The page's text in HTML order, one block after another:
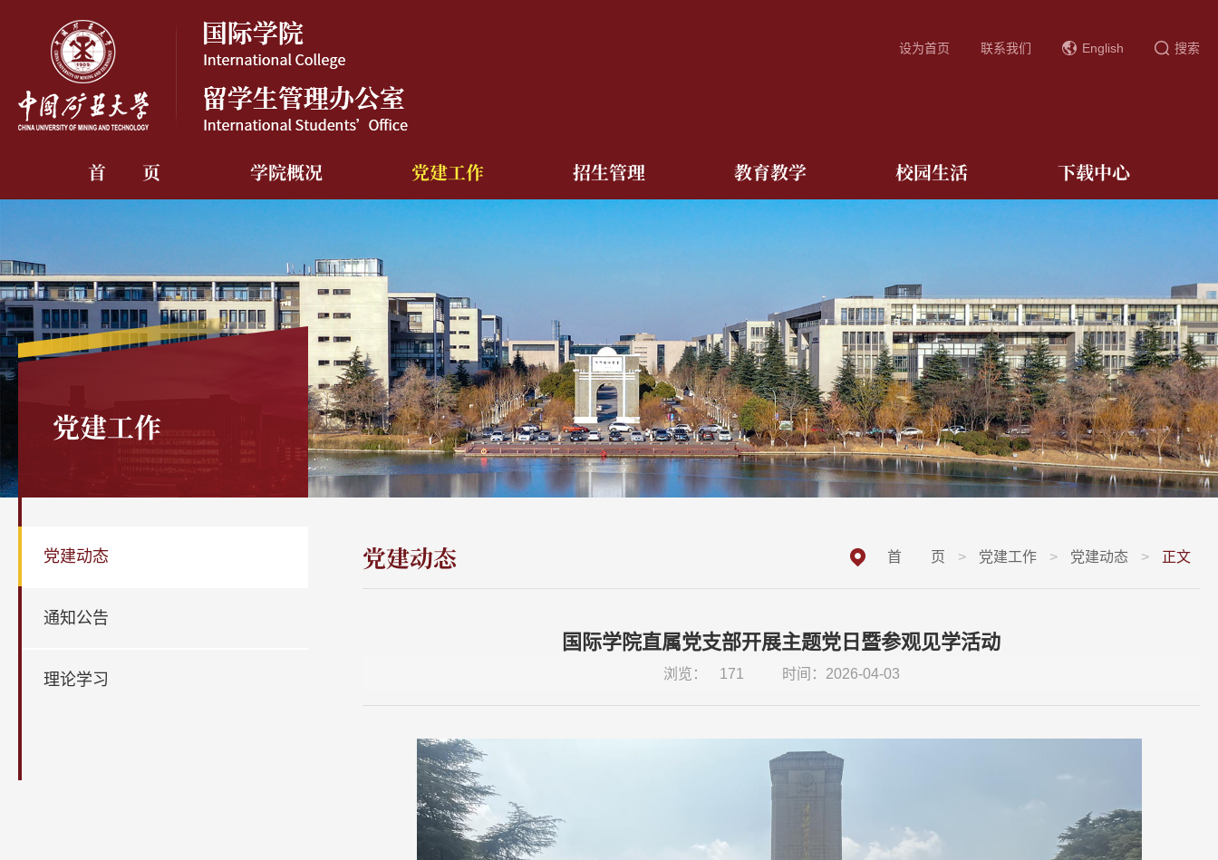
设为首页 联系我们 English 搜索
首 页 学院概况 党建工作 招生管理 教育教学 校园生活 下载中心
党建工作
党建动态
通知公告
理论学习
党建动态 首 页 > 党建工作 > 党建动态 > 正文
国际学院直属党支部开展主题党日暨参观见学活动
浏览： 171 时间：2026-04-03